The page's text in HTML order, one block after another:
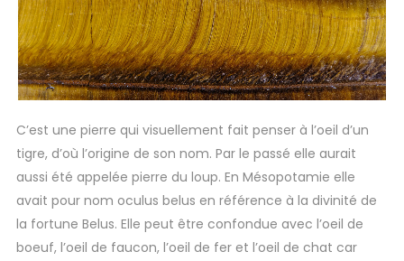
C’est une pierre qui visuellement fait penser à l’oeil d’un
tigre, d’où l’origine de son nom. Par le passé elle aurait
aussi été appelée pierre du loup. En Mésopotamie elle
avait pour nom oculus belus en référence à la divinité de
la fortune Belus. Elle peut être confondue avec l’oeil de
boeuf, l’oeil de faucon, l’oeil de fer et l’oeil de chat car